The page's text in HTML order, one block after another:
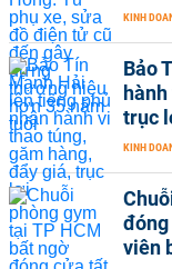
KINH
Bảo
trục
KINH
đóng
viên